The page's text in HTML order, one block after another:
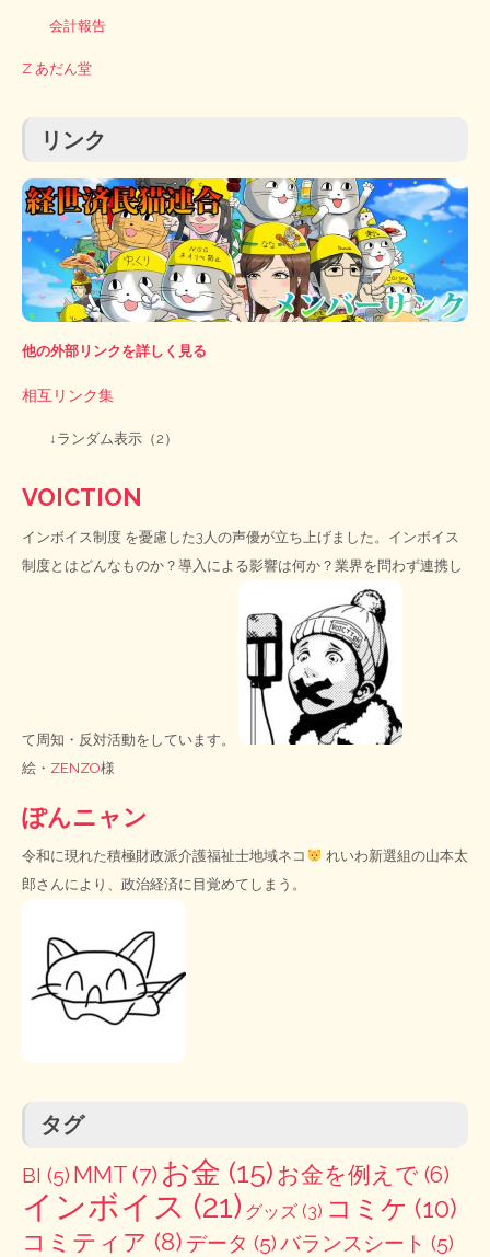
会計報告
Z あだん堂
リンク
他の外部リンクを詳しく見る
相互リンク集
↓ランダム表示（2）
VOICTION
インボイス制度 を憂慮した3人の声優が立ち上げました。インボイス
制度とはどんなものか？導入による影響は何か？業界を問わず連携し
て周知・反対活動をしています。
絵・ ZENZO様
ぽんニャン
令和に現れた積極財政派介護福祉士地域ネコ
れいわ新選組の山本太
郎さんにより、政治経済に目覚めてしまう。
タグ
BI (5) MMT (7) お金 (15) お金を例えで (6)
インボイス (21) グッズ (3) コミケ (10)
コミティア (8) データ (5)バランスシート (5)